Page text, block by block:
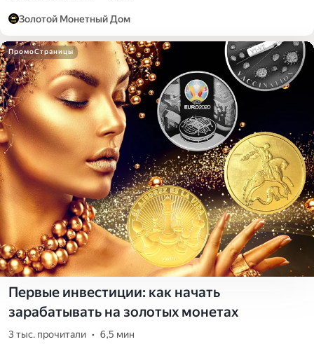
Золотой Монетный Дом
ПромоСтраницы
Первые инвестиции: как начать
зарабатывать на золотых монетах
3 тыс. прочитали • 6,5 мин